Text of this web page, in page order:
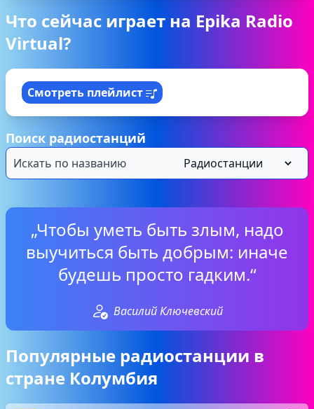
Что сейчас играет на Epika Radio
Virtual?
Смотреть плейлист
Поиск радиостанций
„Чтобы уметь быть злым, надо
выучиться быть добрым: иначе
будешь просто гадким.“
Василий Ключевский
Популярные радиостанции в
стране Колумбия